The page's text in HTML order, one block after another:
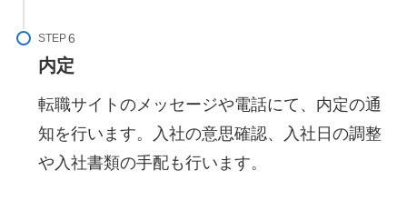
STEP
内定
転職サイトのメッセージや電話にて、内定の通
知を行います。入社の意思確認、入社日の調整
や入社書類の手配も行います。